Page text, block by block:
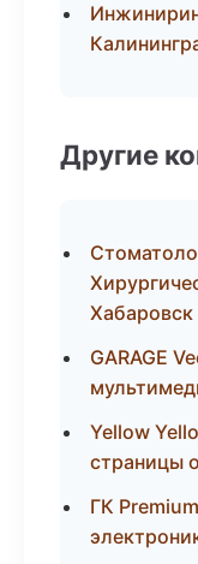
Другие
Хабаровск
GARAGE
Yellow
страницы
ГК